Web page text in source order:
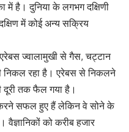
में है। दुनिया के लगभग दक्षिणी
में कोई अन्य सक्रिय
ज्वालामुखी से गैस, चट्टान
निकल रहा है। एरेबस से निकलने
दूरी तक फैल गया है।
करने सफल हुए हैं लेकिन वे सोने के
को करीब हजार